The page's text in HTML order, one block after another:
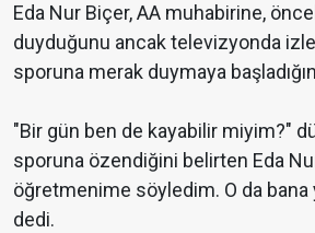
Eda Nur Biçer, AA muhabirine,
duyduğunu ancak televizyonda
sporuna merak duymaya
"Bir gün ben de kayabilir miyim?"
sporuna özendiğini belirten Eda
öğretmenime söyledim. O da bana
dedi.